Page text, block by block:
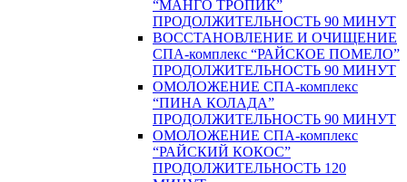
“МАНГО ТРОПИК”
ПРОДОЛЖИТЕЛЬНОСТЬ 90 МИНУТ
ВОССТАНОВЛЕНИЕ И ОЧИЩЕНИЕ
СПА-комплекс “РАЙСКОЕ ПОМЕЛО”
ПРОДОЛЖИТЕЛЬНОСТЬ 90 МИНУТ
ОМОЛОЖЕНИЕ СПА-комплекс
“ПИНА КОЛАДА”
ПРОДОЛЖИТЕЛЬНОСТЬ 90 МИНУТ
ОМОЛОЖЕНИЕ СПА-комплекс
“РАЙСКИЙ КОКОС”
ПРОДОЛЖИТЕЛЬНОСТЬ 120